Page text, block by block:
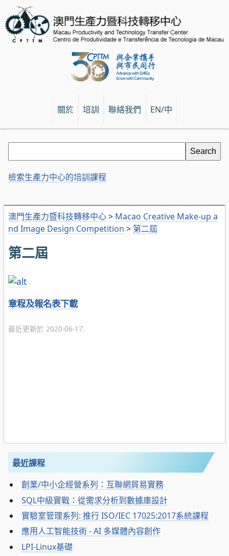
關於 培訓 聯絡我們 EN/中
澳門生產力暨科技轉移中心> Macao Creative Make-up a
nd Image Design Competition > 第二屆
第二屆
章程及報名表下載
最近更新於 2020-06-17.
檢索生產力中心的培訓課程
最近課程
創業/中小企經營系列：互聯網貿易實務
SQL中級實戰：從需求分析到數據庫設計
實驗室管理系列: 推行 ISO/IEC 17025:2017系統課程
應用人工智能技術 - AI 多媒體內容創作
LPI-Linux基礎